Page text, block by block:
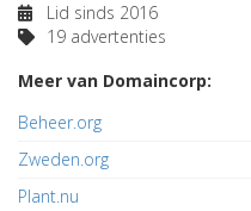
Lid sinds 2016
19 advertenties
Meer van Domaincorp:
Beheer.org
Zweden.org
Plant.nu